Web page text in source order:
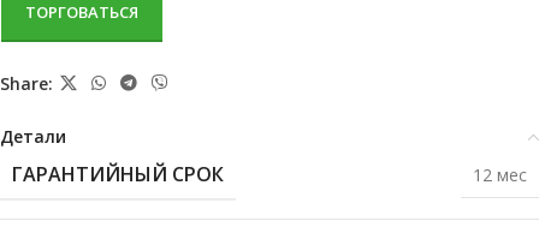
ТОРГОВАТЬСЯ
Share:
Детали
ГАРАНТИЙНЫЙ СРОК 12 мес